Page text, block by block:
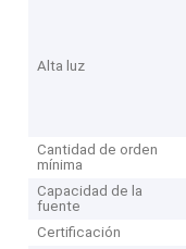
Alta luz
Cantidad de orden
mínima
Capacidad de la
fuente
Certificación